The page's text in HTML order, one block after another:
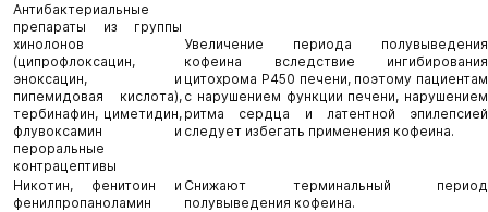
Антибактериальные
препараты из группы
хинолонов
(ципрофлоксацин,
эноксацин, и
пипемидовая кислота),
тербинафин, циметидин,
флувоксамин и
пероральные
контрацептивы
Увеличение периода полувыведения
кофеина вследствие ингибирования
цитохрома P450 печени, поэтому пациентам
с нарушением функции печени, нарушением
ритма сердца и латентной эпилепсией
следует избегать применения кофеина.
Никотин, фенитоин и
фенилпропаноламин
Снижают терминальный период
полувыведения кофеина.